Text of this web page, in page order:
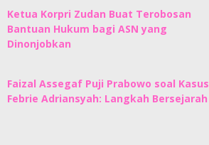
Ketua Korpri Zudan Buat Terobosan
Bantuan Hukum bagi ASN yang
Dinonjobkan
Faizal Assegaf Puji Prabowo soal Kasus
Febrie Adriansyah: Langkah Bersejarah